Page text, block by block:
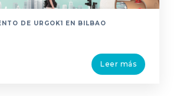
DE URGOK1 EN BILBAO
Leer más